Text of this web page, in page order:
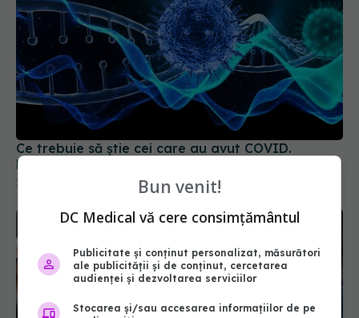
Ce trebuie să știe cei care au avut COVID.
Pericolul ascuns care îi atacă
19 aug 2025, 08:37 Bun venit!
DC Medical vă cere consimțământul
Publicitate și conținut personalizat, măsurători
ale publicității și de conținut, cercetarea
audienței și dezvoltarea serviciilor
Stocarea și/sau accesarea informațiilor de pe